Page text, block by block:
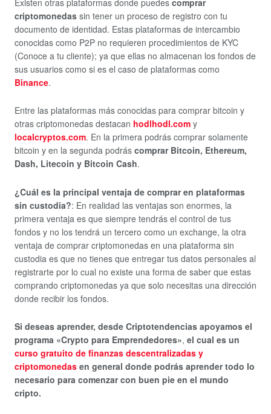
criptomonedas sin tener un proceso de registro con tu
documento de identidad. Estas plataformas de intercambio
conocidas como P2P no requieren procedimientos de KYC
(Conoce a tu cliente); ya que ellas no almacenan los fondos de
sus usuarios como si es el caso de plataformas como
Binance.
Entre las plataformas más conocidas para comprar bitcoin y
otras criptomonedas destacan hodlhodl.com y
localcryptos.com. En la primera podrás comprar solamente
bitcoin y en la segunda podrás comprar Bitcoin, Ethereum,
Dash, Litecoin y Bitcoin Cash.
¿Cuál es la principal ventaja de comprar en plataformas
sin custodia?: En realidad las ventajas son enormes, la
primera ventaja es que siempre tendrás el control de tus
fondos y no los tendrá un tercero como un exchange, la otra
ventaja de comprar criptomonedas en una plataforma sin
custodia es que no tienes que entregar tus datos personales al
registrarte por lo cual no existe una forma de saber que estas
comprando criptomonedas ya que solo necesitas una dirección
donde recibir los fondos.
Si deseas aprender, desde Criptotendencias apoyamos el
programa «Crypto para Emprendedores», el cual es un
curso gratuito de finanzas descentralizadas y
criptomonedas en general donde podrás aprender todo lo
necesario para comenzar con buen pie en el mundo
cripto.